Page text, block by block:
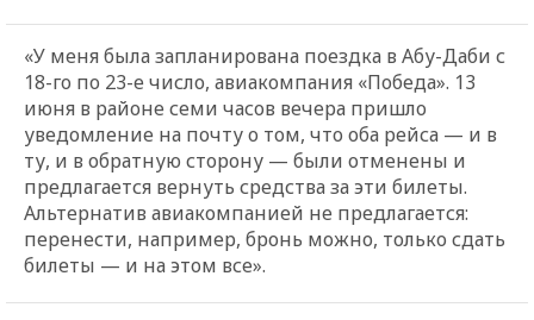
«У меня была запланирована поездка в Абу-Даби с
18-го по 23-е число, авиакомпания «Победа». 13
июня в районе семи часов вечера пришло
уведомление на почту о том, что оба рейса — и в
ту, и в обратную сторону — были отменены и
предлагается вернуть средства за эти билеты.
Альтернатив авиакомпанией не предлагается:
перенести, например, бронь можно, только сдать
билеты — и на этом все».